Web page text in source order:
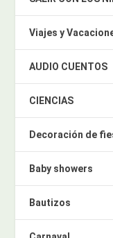
Viajes y
AUDIO CUENTOS
CIENCIAS
Decoración de
Baby showers
Bautizos